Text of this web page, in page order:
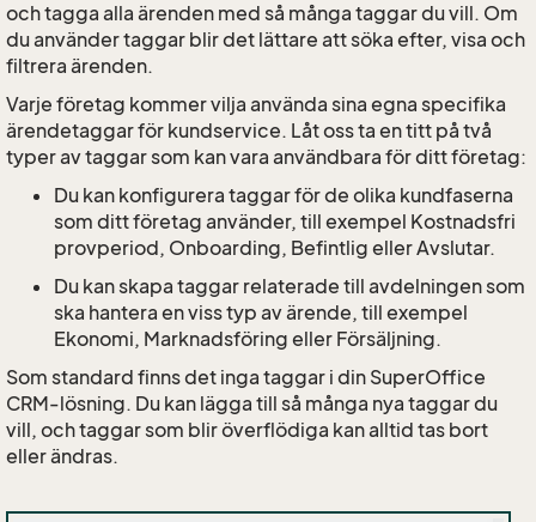
och tagga alla ärenden med så många taggar du vill. Om
du använder taggar blir det lättare att söka efter, visa och
filtrera ärenden.
Varje företag kommer vilja använda sina egna specifika
ärendetaggar för kundservice. Låt oss ta en titt på två
typer av taggar som kan vara användbara för ditt företag:
Du kan konfigurera taggar för de olika kundfaserna
som ditt företag använder, till exempel Kostnadsfri
provperiod, Onboarding, Befintlig eller Avslutar.
Du kan skapa taggar relaterade till avdelningen som
ska hantera en viss typ av ärende, till exempel
Ekonomi, Marknadsföring eller Försäljning.
Som standard finns det inga taggar i din SuperOffice
CRM-lösning. Du kan lägga till så många nya taggar du
vill, och taggar som blir överflödiga kan alltid tas bort
eller ändras.